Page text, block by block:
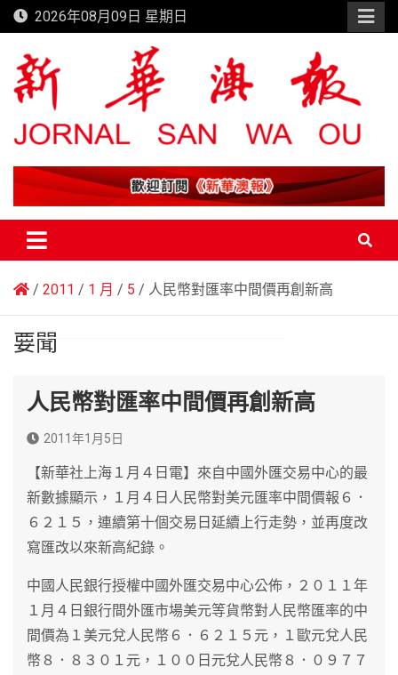
Skip
to
content
2026年08月09日 星期日
新華澳報
2011 1 月 5 人民幣對匯率中間價再創新高
要聞
人民幣對匯率中間價再創新高
2011年1月5日
【新華社上海１月４日電】來自中國外匯交易中心的最
新數據顯示，１月４日人民幣對美元匯率中間價報６．
６２１５，連續第十個交易日延續上行走勢，並再度改
寫匯改以來新高紀錄。
中國人民銀行授權中國外匯交易中心公佈，２０１１年
１月４日銀行間外匯市場美元等貨幣對人民幣匯率的中
間價為１美元兌人民幣６．６２１５元，１歐元兌人民
幣８．８３０１元，１００日元兌人民幣８．０９７７